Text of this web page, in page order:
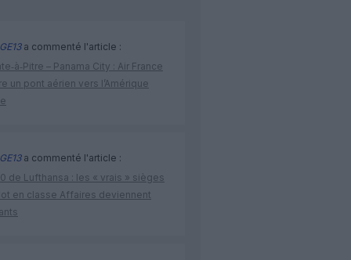
a commenté l'article :
– Panama City : Air France
un pont aérien vers l’Amérique
a commenté l'article :
de Lufthansa : les « vrais » sièges
en classe Affaires deviennent